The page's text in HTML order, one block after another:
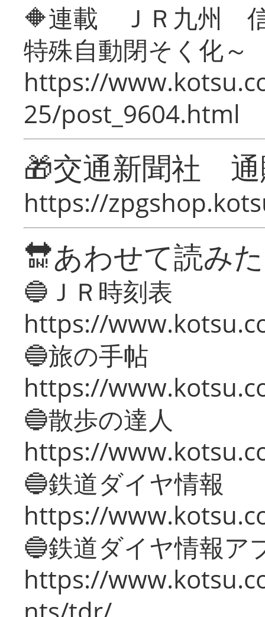
🔶連載 ＪＲ九州 信
特殊自動閉そく化～
https://
25/post_9604.html
🎁交通新聞社
https://
🔛あわせて読み
🔵ＪＲ時刻表
https://
🔵旅の手帖
https://
🔵散歩の達人
https://
🔵鉄道ダイヤ情報
https://
🔵鉄道ダイヤ情報ア
https://